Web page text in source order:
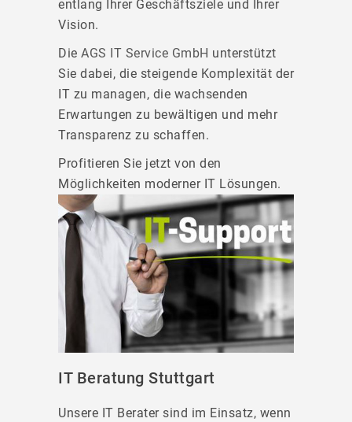
entlang Ihrer Geschäftsziele und Ihrer
Vision.
Die AGS IT Service GmbH unterstützt
Sie dabei, die steigende Komplexität der
IT zu managen, die wachsenden
Erwartungen zu bewältigen und mehr
Transparenz zu schaffen.
Profitieren Sie jetzt von den
Möglichkeiten moderner IT Lösungen.
IT Beratung Stuttgart
Unsere IT Berater sind im Einsatz, wenn